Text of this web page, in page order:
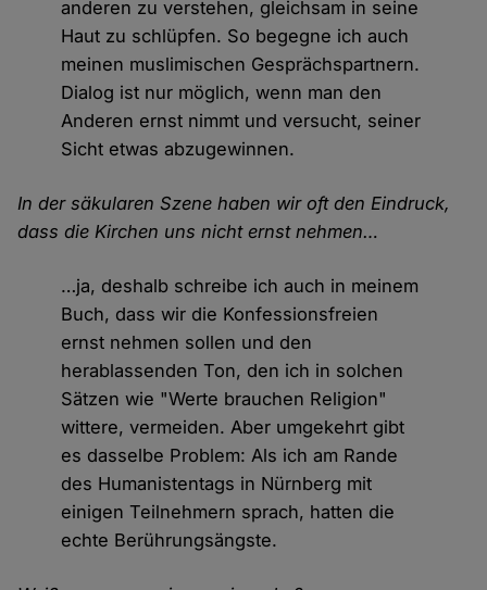
anderen zu verstehen, gleichsam in seine
Haut zu schlüpfen. So begegne ich auch
meinen muslimischen Gesprächspartnern.
Dialog ist nur möglich, wenn man den
Anderen ernst nimmt und versucht, seiner
Sicht etwas abzugewinnen.
In der säkularen Szene haben wir oft den Eindruck,
dass die Kirchen uns nicht ernst nehmen…
…ja, deshalb schreibe ich auch in meinem
Buch, dass wir die Konfessionsfreien
ernst nehmen sollen und den
herablassenden Ton, den ich in solchen
Sätzen wie "Werte brauchen Religion"
wittere, vermeiden. Aber umgekehrt gibt
es dasselbe Problem: Als ich am Rande
des Humanistentags in Nürnberg mit
einigen Teilnehmern sprach, hatten die
echte Berührungsängste.